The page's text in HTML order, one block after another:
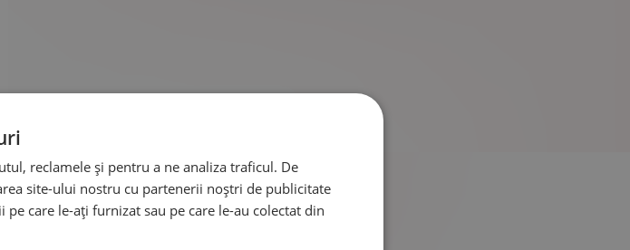
reclamele și pentru a ne analiza traficul. De
site-ului nostru cu partenerii noștri de publicitate
care le-ați furnizat sau pe care le-au colectat din